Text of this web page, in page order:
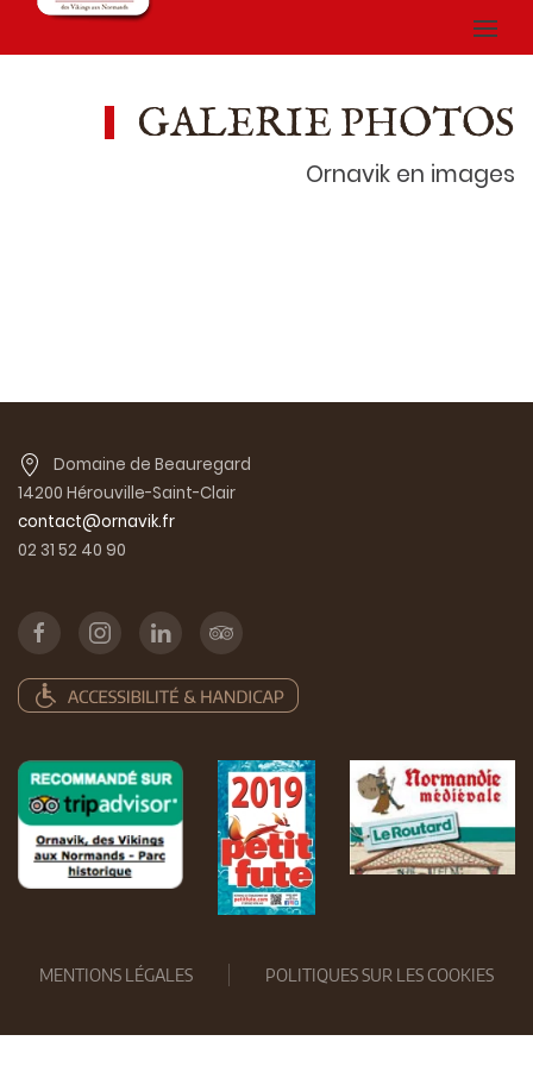
GALERIE PHOTOS
Ornavik en images
Domaine de Beauregard
14200 Hérouville-Saint-Clair
contact@ornavik.fr
02 31 52 40 90
MENTIONS LÉGALES POLITIQUES SUR LES COOKIES